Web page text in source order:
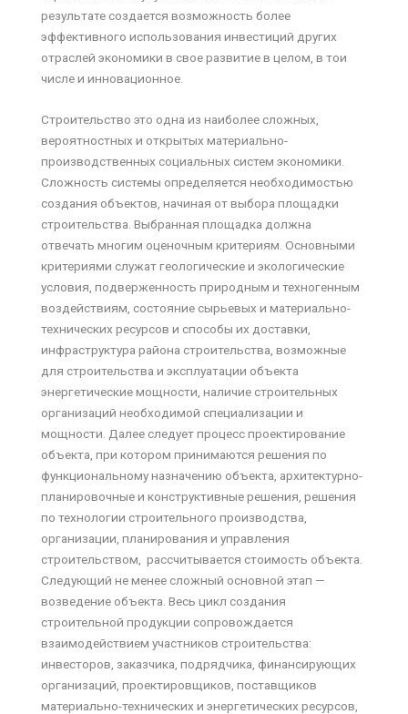
результате создается возможность более
эффективного использования инвестиций других
отраслей экономики в свое развитие в целом, в тои
числе и инновационное.
Строительство это одна из наиболее сложных,
вероятностных и открытых материально-
производственных социальных систем экономики.
Сложность системы определяется необходимостью
создания объектов, начиная от выбора площадки
строительства. Выбранная площадка должна
отвечать многим оценочным критериям. Основными
критериями служат геологические и экологические
условия, подверженность природным и техногенным
воздействиям, состояние сырьевых и материально-
технических ресурсов и способы их доставки,
инфраструктура района строительства, возможные
для строительства и эксплуатации объекта
энергетические мощности, наличие строительных
организаций необходимой специализации и
мощности. Далее следует процесс проектирование
объекта, при котором принимаются решения по
функциональному назначению объекта, архитектурно-
планировочные и конструктивные решения, решения
по технологии строительного производства,
организации, планирования и управления
строительством, рассчитывается стоимость объекта.
Следующий не менее сложный основной этап —
возведение объекта. Весь цикл создания
строительной продукции сопровождается
взаимодействием участников строительства:
инвесторов, заказчика, подрядчика, финансирующих
организаций, проектировщиков, поставщиков
материально-технических и энергетических ресурсов,